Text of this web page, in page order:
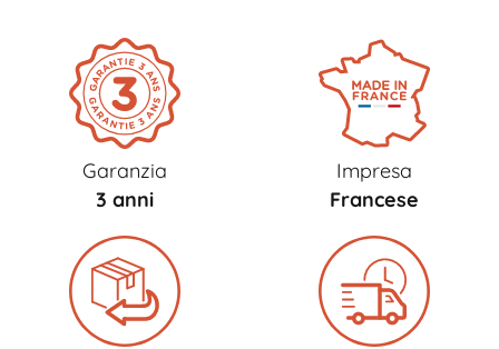
Garanzia
3 anni
Impresa
Francese